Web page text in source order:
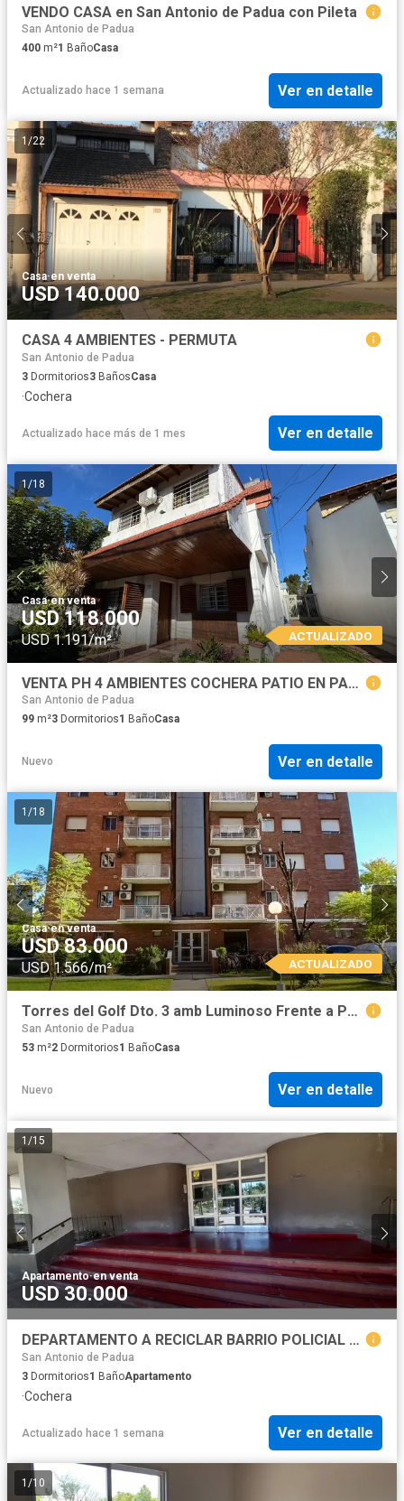
VENDO CASA en San Antonio de Padua con Pileta
San Antonio de Padua
400 m²1 BañoCasa
Actualizado hace 1 semana Ver en detalle
1 /22
Casa·en venta
USD 140.000
CASA 4 AMBIENTES - PERMUTA
San Antonio de Padua
3 Dormitorios3 BañosCasa
·Cochera
Actualizado hace más de 1 mes Ver en detalle
1 /18
Casa·en venta
USD 118.000
USD 1.191/m² ACTUALIZADO
VENTA PH 4 AMBIENTES COCHERA PATIO EN PADUA
San Antonio de Padua
99 m²3 Dormitorios1 BañoCasa
Nuevo Ver en detalle
1 /18
Casa·en venta
USD 83.000
USD 1.566/m² ACTUALIZADO
Torres del Golf Dto. 3 amb Luminoso Frente a Parque /cochera/balcon .100m de estación Padua
San Antonio de Padua
53 m²2 Dormitorios1 BañoCasa
Nuevo Ver en detalle
1 /15
Apartamento·en venta
USD 30.000
DEPARTAMENTO A RECICLAR BARRIO POLICIAL - PADUA NORTE
San Antonio de Padua
3 Dormitorios1 BañoApartamento
·Cochera
Actualizado hace 1 semana Ver en detalle
1 /10